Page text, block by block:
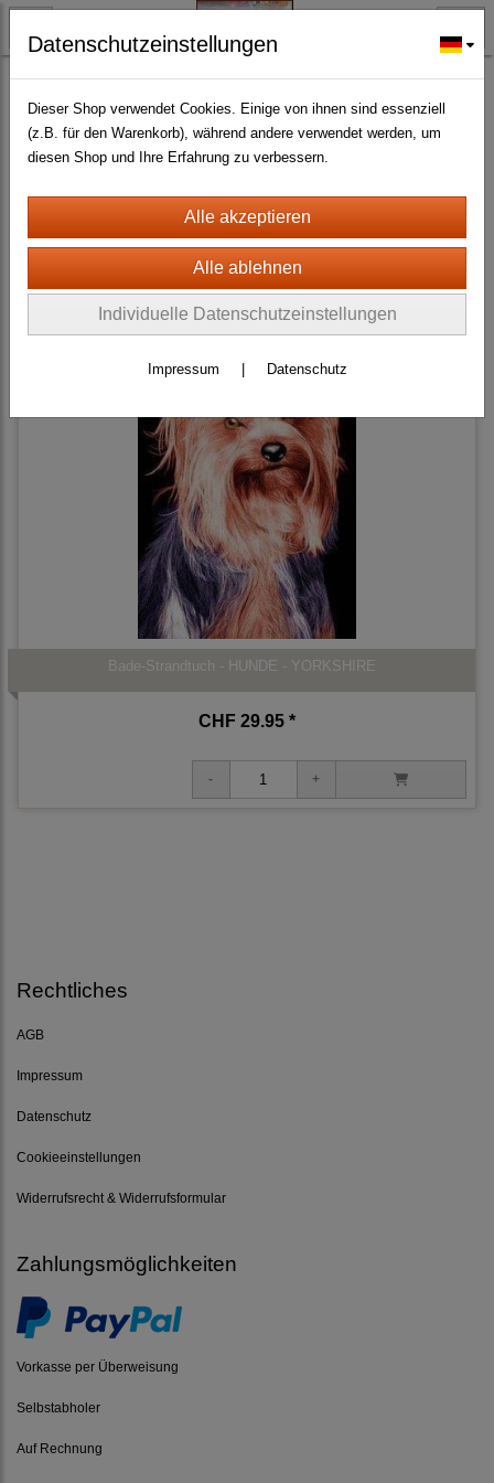
TYRISCH FAN-O-MENAL FANARTIKEL
Hunde
Haushalt + Küche(1)
Bade-Strandtuch - HUNDE - YORKSHIRE
CHF 29.95 *
Rechtliches
AGB
Impressum
Datenschutz
Cookieeinstellungen
Widerrufsrecht & Widerrufsformular
Zahlungsmöglichkeiten
Vorkasse per Überweisung
Selbstabholer
Auf Rechnung
Datenschutzeinstellungen
Dieser Shop verwendet Cookies. Einige von ihnen sind essenziell
(z.B. für den Warenkorb), während andere verwendet werden, um
diesen Shop und Ihre Erfahrung zu verbessern.
Individuelle Datenschutzeinstellungen
Impressum Datenschutz